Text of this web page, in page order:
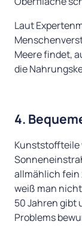
Laut
Meere findet,
die
4.
Kunststoffteile
allmählich fein
weiß man
50 Jahren gibt
Problems